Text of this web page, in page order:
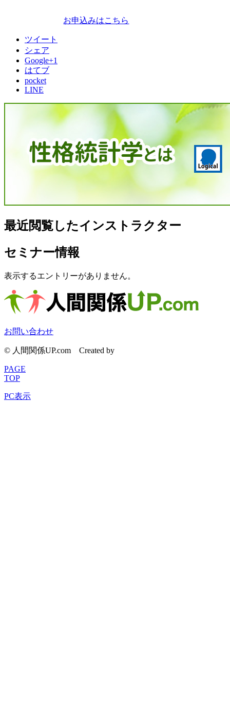
お申込みはこちら
ツイート
シェア
Google+1
はてブ
pocket
LINE
最近閲覧したインストラクター
セミナー情報
表示するエントリーがありません。
お問い合わせ
© 人間関係UP.com Created by
PAGE
TOP
PC表示